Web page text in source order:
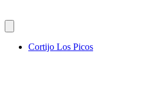
Cortijo Los Picos